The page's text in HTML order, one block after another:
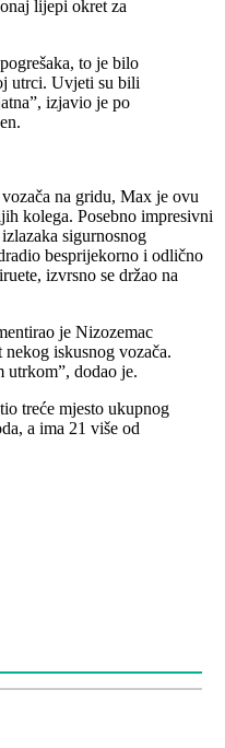
lijepi okret za
to je bilo
utrci. Uvjeti su bili
izjavio je po
na gridu, Max je ovu
kolega. Posebno impresivni
sigurnosnog
besprijekorno i odlično
izvrsno se držao na
je Nizozemac
iskusnog vozača.
utrkom”, dodao je.
treće mjesto ukupnog
a ima 21 više od